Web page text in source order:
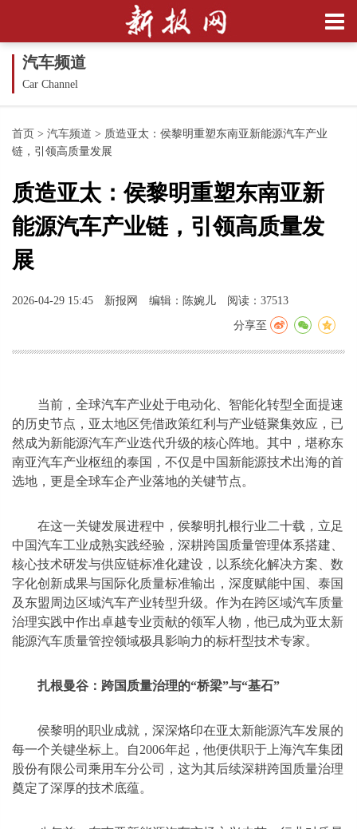
汽车频道
Car Channel
首页 > 汽车频道 > 质造亚太：侯黎明重塑东南亚新能源汽车产业
链，引领高质量发展
质造亚太：侯黎明重塑东南亚新
能源汽车产业链，引领高质量发
展
2026-04-29 15:45 新报网 编辑：陈婉儿 阅读：37513
分享至
当前，全球汽车产业处于电动化、智能化转型全面提速
的历史节点，亚太地区凭借政策红利与产业链聚集效应，已
然成为新能源汽车产业迭代升级的核心阵地。其中，堪称东
南亚汽车产业枢纽的泰国，不仅是中国新能源技术出海的首
选地，更是全球车企产业落地的关键节点。
在这一关键发展进程中，侯黎明扎根行业二十载，立足
中国汽车工业成熟实践经验，深耕跨国质量管理体系搭建、
核心技术研发与供应链标准化建设，以系统化解决方案、数
字化创新成果与国际化质量标准输出，深度赋能中国、泰国
及东盟周边区域汽车产业转型升级。作为在跨区域汽车质量
治理实践中作出卓越专业贡献的领军人物，他已成为亚太新
能源汽车质量管控领域极具影响力的标杆型技术专家。
扎根曼谷：跨国质量治理的“桥梁”与“基石”
侯黎明的职业成就，深深烙印在亚太新能源汽车发展的
每一个关键坐标上。自2006年起，他便供职于上海汽车集团
股份有限公司乘用车分公司，这为其后续深耕跨国质量治理
奠定了深厚的技术底蕴。